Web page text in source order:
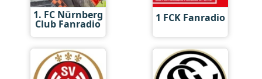
1. FC Nürnberg
Club Fanradio 1 FCK Fanradio